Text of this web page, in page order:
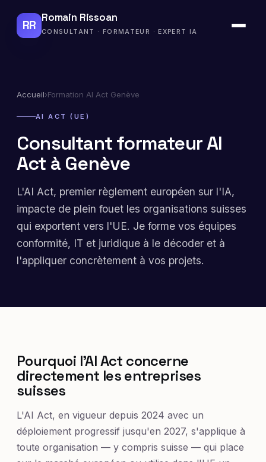
RR
Romain Rissoan
CONSULTANT · FORMATEUR · EXPERT IA
Accueil›Formation AI Act Genève
AI ACT (UE)
Consultant formateur AI
Act à Genève
L'AI Act, premier règlement européen sur l'IA,
impacte de plein fouet les organisations suisses
qui exportent vers l'UE. Je forme vos équipes
conformité, IT et juridique à le décoder et à
l'appliquer concrètement à vos projets.
Pourquoi l'AI Act concerne
directement les entreprises
suisses
L'AI Act, en vigueur depuis 2024 avec un
déploiement progressif jusqu'en 2027, s'applique à
toute organisation — y compris suisse — qui place